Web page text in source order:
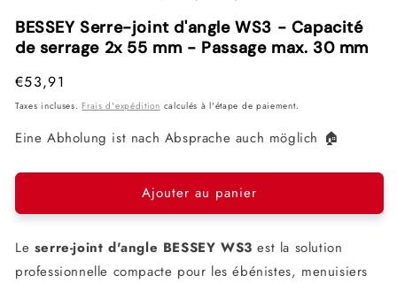
dans
une
fenêtre
dans
une
fenêtre
BESSEY Serre-joint d'angle WS3 - Capacité
de serrage 2x 55 mm - Passage max. 30 mm
Prix
habituel
€53,91
Taxes incluses.Frais d'expédition calculés à l'étape de paiement.
Eine Abholung ist nach Absprache auch möglich 🏠
Ajouter au panier
Le serre-joint d'angle BESSEY WS3 est la solution
professionnelle compacte pour les ébénistes, menuisiers